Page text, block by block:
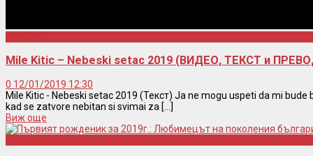
Mile Kitic – Nebeski setac 2019 (ВИДЕО, ТЕКСТ и
0 12/01/2019 12:30
Mile Kitic - Nebeski setac 2019 (Текст) Ja ne mogu uspeti da mi
kad se zatvore nebitan si svimai za [...]
Виж още